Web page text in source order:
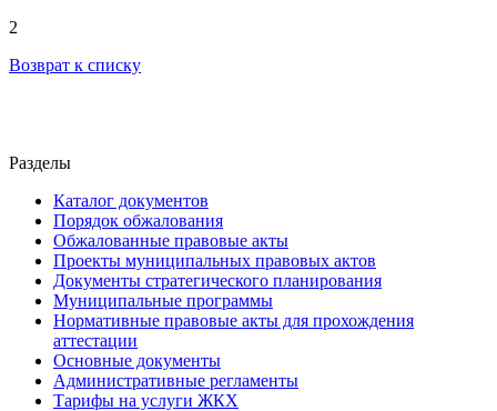
2
Возврат к списку
Разделы
Каталог документов
Порядок обжалования
Обжалованные правовые акты
Проекты муниципальных правовых актов
Документы стратегического планирования
Муниципальные программы
Нормативные правовые акты для прохождения
аттестации
Основные документы
Административные регламенты
Тарифы на услуги ЖКХ